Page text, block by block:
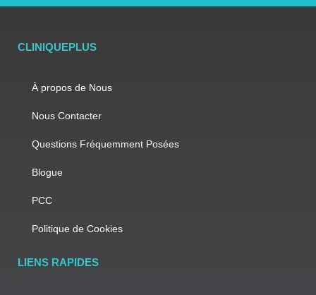
CLINIQUEPLUS
À propos de Nous
Nous Contacter
Questions Fréquemment Posées
Blogue
PCC
Politique de Cookies
LIENS RAPIDES